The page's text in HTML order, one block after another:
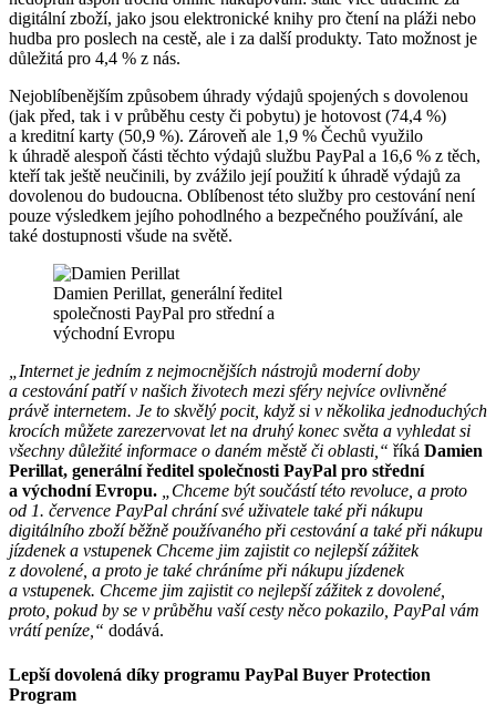
digitální zboží, jako jsou elektronické knihy pro čtení na pláži nebo
hudba pro poslech na cestě, ale i za další produkty. Tato možnost je
důležitá pro 4,4 % z nás.
Nejoblíbenějším způsobem úhrady výdajů spojených s dovolenou
(jak před, tak i v průběhu cesty či pobytu) je hotovost (74,4 %)
a kreditní karty (50,9 %). Zároveň ale 1,9 % Čechů využilo
k úhradě alespoň části těchto výdajů službu PayPal a 16,6 % z těch,
kteří tak ještě neučinili, by zvážilo její použití k úhradě výdajů za
dovolenou do budoucna. Oblíbenost této služby pro cestování není
pouze výsledkem jejího pohodlného a bezpečného používání, ale
také dostupnosti všude na světě.
Damien Perillat, generální ředitel
společnosti PayPal pro střední a
východní Evropu
„Internet je jedním z nejmocnějších nástrojů moderní doby
a cestování patří v našich životech mezi sféry nejvíce ovlivněné
právě internetem. Je to skvělý pocit, když si v několika jednoduchých
krocích můžete zarezervovat let na druhý konec světa a vyhledat si
všechny důležité informace o daném městě či oblasti,“ říká Damien
Perillat, generální ředitel společnosti PayPal pro střední
a východní Evropu.
„Chceme být součástí této revoluce, a proto
od 1. července PayPal chrání své uživatele také při nákupu
digitálního zboží běžně používaného při cestování a také při nákupu
jízdenek a vstupenek Chceme jim zajistit co nejlepší zážitek
z dovolené, a proto je také chráníme při nákupu jízdenek
a vstupenek. Chceme jim zajistit co nejlepší zážitek z dovolené,
proto, pokud by se v průběhu vaší cesty něco pokazilo, PayPal vám
vrátí peníze,“ dodává.
Lepší dovolená díky programu PayPal Buyer Protection
Program